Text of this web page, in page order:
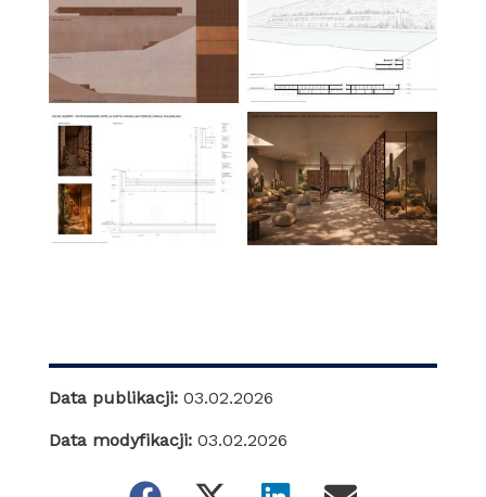
Data publikacji: 03.02.2026
Data modyfikacji: 03.02.2026